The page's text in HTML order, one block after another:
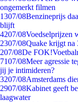
ongemerkt filmen
1307/08Benzineprijs
blijft
4207/08Voedselprijzen
2307/08Quake krijgt na
207/08De
7107/08Meer agressie
jij je intimideren?
3207/08Amsterdams
2907/08Kabinet geeft
laagwater